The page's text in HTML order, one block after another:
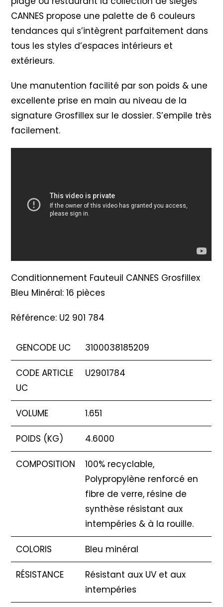
CANNES propose une palette de 6 couleurs
tendances qui s’intègrent parfaitement dans
tous les styles d’espaces intérieurs et
extérieurs.
Une manutention facilité par son poids & une
excellente prise en main au niveau de la
signature Grosfillex sur le dossier. S’empile très
facilement.
Conditionnement Fauteuil CANNES Grosfillex
Bleu Minéral: 16 pièces
Référence: U2 901 784
GENCODE UC 3100038185209
CODE ARTICLE
UC
U2901784
VOLUME 1.651
POIDS (KG) 4.6000
COMPOSITION
100% recyclable,
Polypropylène renforcé en
fibre de verre, résine de
synthèse résistant aux
intempéries & à la rouille.
COLORIS Bleu minéral
RÉSISTANCE
Résistant aux UV et aux
intempéries